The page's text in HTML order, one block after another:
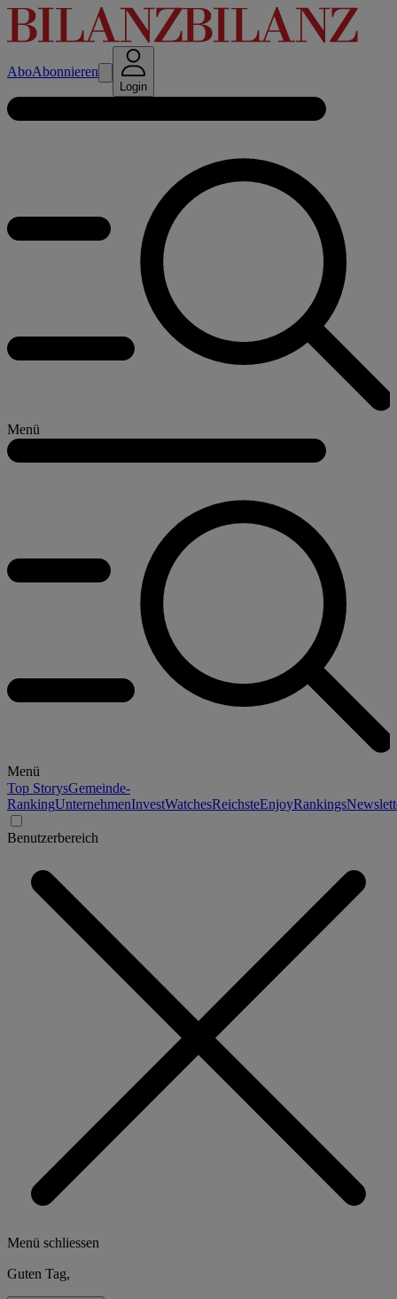
AboAbonnieren
Login
Menü
Menü
Top StorysGemeinde-
RankingUnternehmenInvestWatchesReichsteEnjoyRankings
Benutzerbereich
Menü schliessen
Guten Tag,